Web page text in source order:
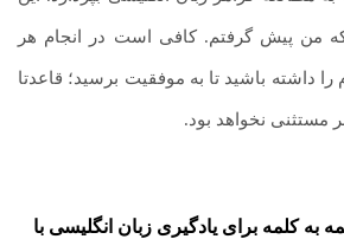
من پیش گرفتم. کافی است در انجام هر
داشته باشید تا به موفقیت برسید؛ قاعدتا
مستثنی نخواهد بود.
به کلمه برای یادگیری زبان انگلیسی با